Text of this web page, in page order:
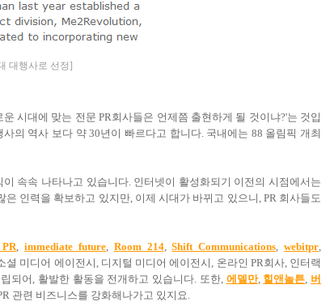
대행사로 선정]
시대에 맞는 전문 PR회사들은 언제쯤 출현하게 될 것이냐?'는 것입
의 역사 보다 약 30년이 빠르다고 합니다. 국내에는 88 올림픽 개최
속속 나타나고 있습니다. 인터넷이 활성화되기 이전의 시점에서는
인력을 확보하고 있지만, 이제 시대가 바뀌고 있으니, PR 회사들도
,immediate future, Room 214,Shift Communications, webitpr,
미디어 에이전시, 디지털 미디어 에이전시, 온라인 PR회사, 인터랙
되어, 활발한 활동을 전개하고 있습니다. 또한, 에델만, 힐앤놀튼, 버
관련 비즈니스를 강화해나가고 있지요.